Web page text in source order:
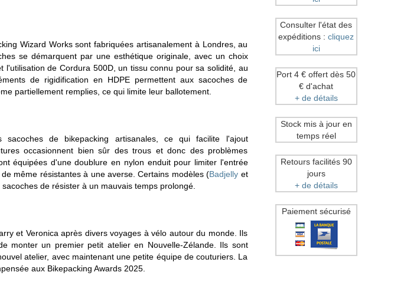
Wizard Works sont fabriquées artisanalement à Londres, au
se démarquent par une esthétique originale, avec un choix
l'utilisation de Cordura 500D, un tissu connu pour sa solidité, au
de rigidification en HDPE permettent aux sacoches de
partiellement remplies, ce qui limite leur ballotement.
de bikepacking artisanales, ce qui facilite l'ajout
occasionnent bien sûr des trous et donc des problèmes
équipées d'une doublure en nylon enduit pour limiter l'entrée
même résistantes à une averse. Certains modèles (Badjelly et
de résister à un mauvais temps prolongé.
et Veronica après divers voyages à vélo autour du monde. Ils
monter un premier petit atelier en Nouvelle-Zélande. Ils sont
atelier, avec maintenant une petite équipe de couturiers. La
aux Bikepacking Awards 2025.
Consulter l'état des
expéditions : cliquez
ici
Port 4 € offert dès 50
€ d'achat
+ de détails
Stock mis à jour en
temps réel
Retours facilités 90
jours
+ de détails
Paiement sécurisé